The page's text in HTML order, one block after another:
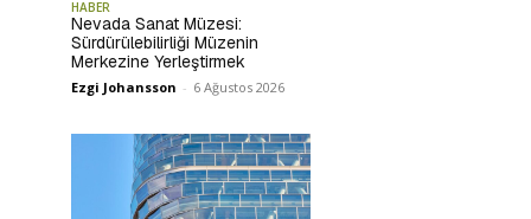
HABER
Nevada Sanat Müzesi:
Sürdürülebilirliği Müzenin
Merkezine Yerleştirmek
Ezgi Johansson - 6 Ağustos 2026